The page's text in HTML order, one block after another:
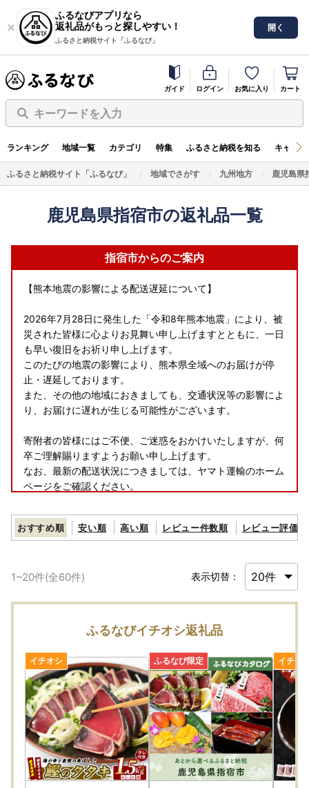
ふるなびアプリなら
返礼品がもっと探しやすい！
ふるさと納税サイト「ふるなび」
開く
ガイド ログイン お気に入り カート
キーワードを入力
ランキング 地域一覧 カテゴリ 特集 ふるさと納税を知る キャン
ふるさと納税サイト「ふるなび」 地域でさがす 九州地方 鹿児島県
鹿児島県指宿市の返礼品一覧
指宿市からのご案内
【熊本地震の影響による配送遅延について】
2026年7月28日に発生した「令和8年熊本地震」により、被
災された皆様に心よりお見舞い申し上げますとともに、一日
も早い復旧をお祈り申し上げます。
このたびの地震の影響により、熊本県全域へのお届けが停
止・遅延しております。
また、その他の地域におきましても、交通状況等の影響によ
り、お届けに遅れが生じる可能性がございます。
寄附者の皆様にはご不便、ご迷惑をおかけいたしますが、何
卒ご理解賜りますようお願い申し上げます。
なお、最新の配送状況につきましては、ヤマト運輸のホーム
ページをご確認ください。
-------------------------
【指宿市ふるさと納税返礼品の不適正表示についてのお詫び
本市へのふるさと納税のお礼として取り扱っていた「有限会
社水迫畜産」の牛肉の返礼品につきまして、不適切な表示が
あったことが確認されました。
寄附者の皆様には、ご心配とご迷惑をおかけしましたこと
を、深くお詫び申し上げます。
本市では、直ちに当該事業者の返礼品に係る寄附の受付を停
止いたしました。
また、既に寄附をいただき未発送の当該事業者の返礼品につ
いて発送を見合わせておりますので、今後、個別にご連絡を
させていただきます。
速やかに調査を進め、当該事業者の返礼品をお選びいただい
た寄附者の皆様には、誠意を持って真摯に対応させていただ
おすすめ順 安い順 高い順 レビュー件数順 レビュー評価順
1~20件(全60件) 表示切替：
ふるなびイチオシ返礼品